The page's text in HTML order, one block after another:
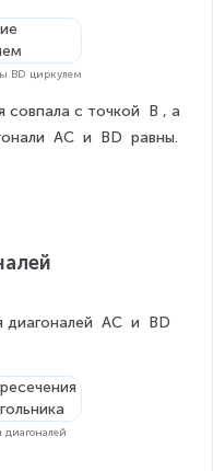
BD циркулем
с точкой B , а
AC и BD равны.
диагоналей AC и BD
диагоналей